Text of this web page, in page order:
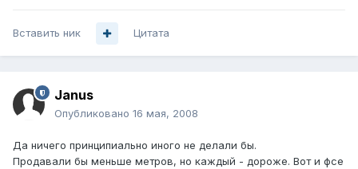
Вставить ник Цитата
Janus
Опубликовано 16 мая, 2008
Да ничего принципиально иного не делали бы.
Продавали бы меньше метров, но каждый - дороже. Вот и фсе